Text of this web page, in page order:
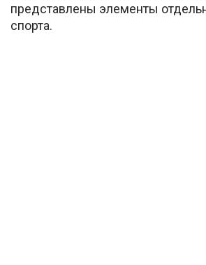
представлены элементы
спорта.